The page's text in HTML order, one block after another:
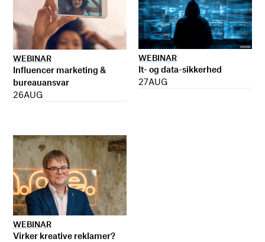
WEBINAR
Influencer marketing &
bureauansvar
26AUG
WEBINAR
It- og data-sikkerhed
27AUG
WEBINAR
Virker kreative reklamer?